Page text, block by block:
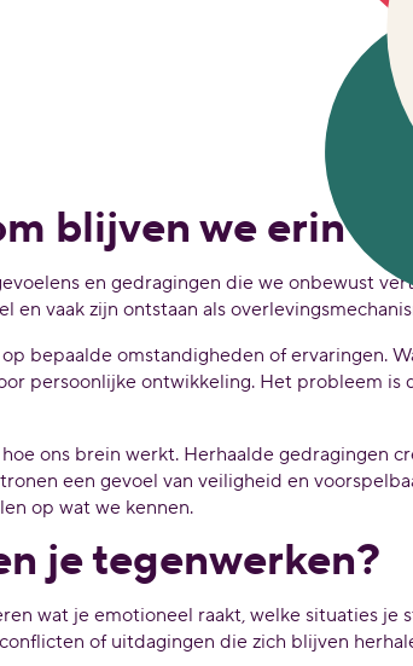
blijven we erin
en gedragingen die we onbewust
vaak zijn ontstaan als
bepaalde omstandigheden of ervaringen.
persoonlijke ontwikkeling. Het probleem is
ons brein werkt. Herhaalde gedragingen
een gevoel van veiligheid en
op wat we kennen.
je tegenwerken?
wat je emotioneel raakt, welke situaties je
of uitdagingen die zich blijven